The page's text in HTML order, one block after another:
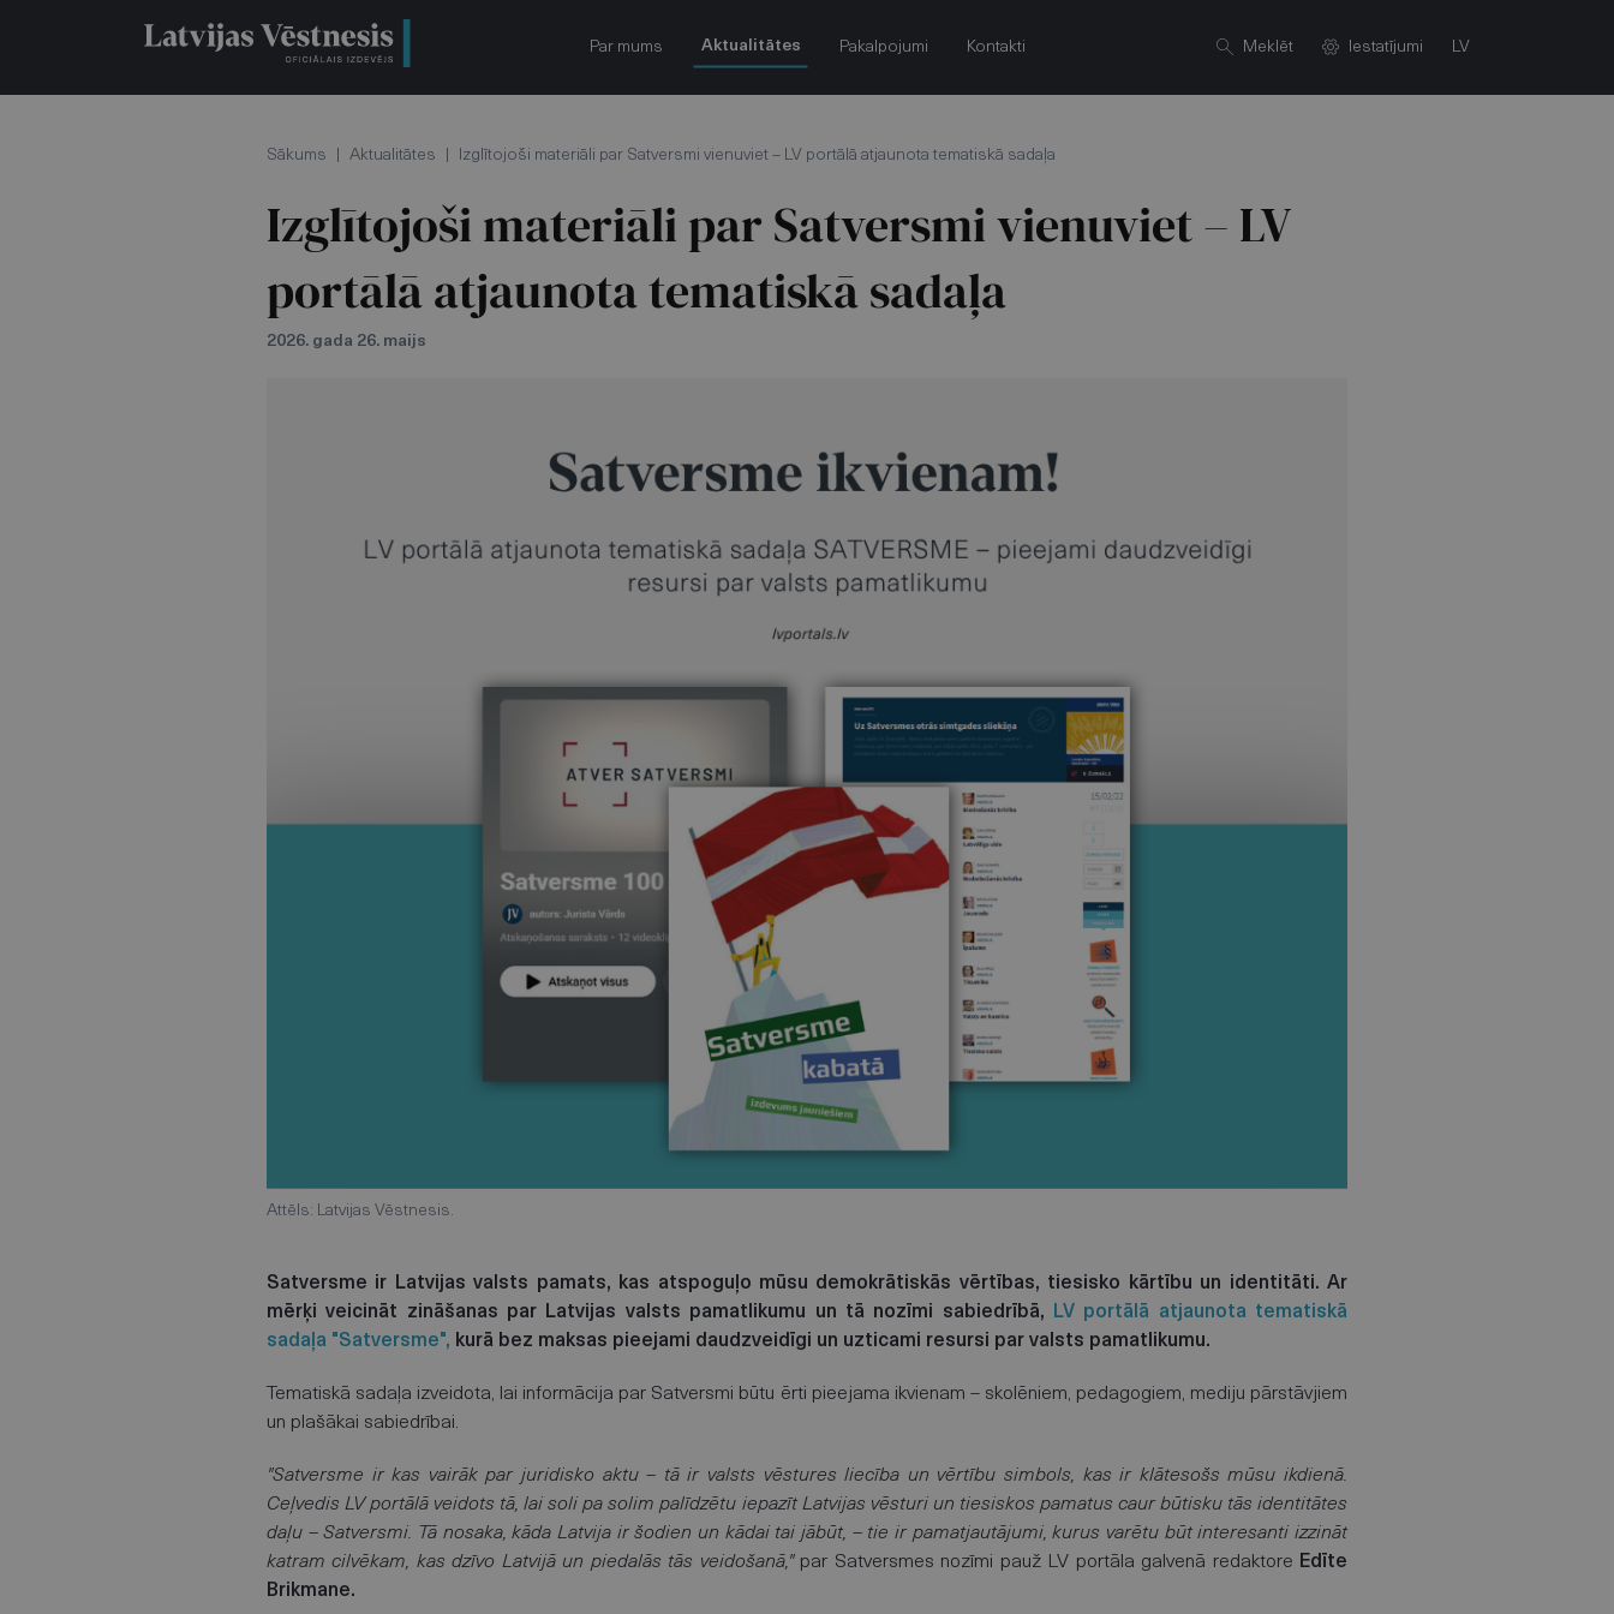
Par mums Aktualitātes Pakalpojumi Kontakti Meklēt Iestatījumi LV
Sākums Aktualitātes Izglītojoši materiāli par Satversmi vienuviet – LV portālā atjaunota tematiskā sadaļa
Izglītojoši materiāli par Satversmi vienuviet – LV
portālā atjaunota tematiskā sadaļa
2026. gada 26. maijs
Attēls: Latvijas Vēstnesis.
Satversme ir Latvijas valsts pamats, kas atspoguļo mūsu demokrātiskās vērtības, tiesisko kārtību un identitāti. Ar
mērķi veicināt zināšanas par Latvijas valsts pamatlikumu un tā nozīmi sabiedrībā,
LV portālā atjaunota tematiskā
sadaļa "Satversme", kurā bez maksas pieejami daudzveidīgi un uzticami resursi par valsts pamatlikumu.
Tematiskā sadaļa izveidota, lai informācija par Satversmi būtu ērti pieejama ikvienam – skolēniem, pedagogiem, mediju pārstāvjiem
un plašākai sabiedrībai.
"Satversme ir kas vairāk par juridisko aktu – tā ir valsts vēstures liecība un vērtību simbols, kas ir klātesošs mūsu ikdienā.
Ceļvedis LV portālā veidots tā, lai soli pa solim palīdzētu iepazīt Latvijas vēsturi un tiesiskos pamatus caur būtisku tās identitātes
daļu – Satversmi. Tā nosaka, kāda Latvija ir šodien un kādai tai jābūt, – tie ir pamatjautājumi, kurus varētu būt interesanti izzināt
katram cilvēkam, kas dzīvo Latvijā un piedalās tās veidošanā,"par Satversmes nozīmi pauž LV portāla galvenā redaktore Edīte
Brikmane.